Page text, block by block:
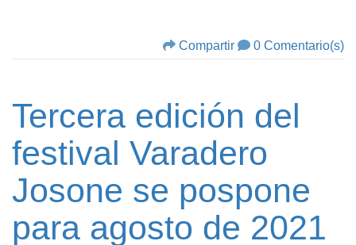
Compartir 0 Comentario(s)
Tercera edición del
festival Varadero
Josone se pospone
para agosto de 2021